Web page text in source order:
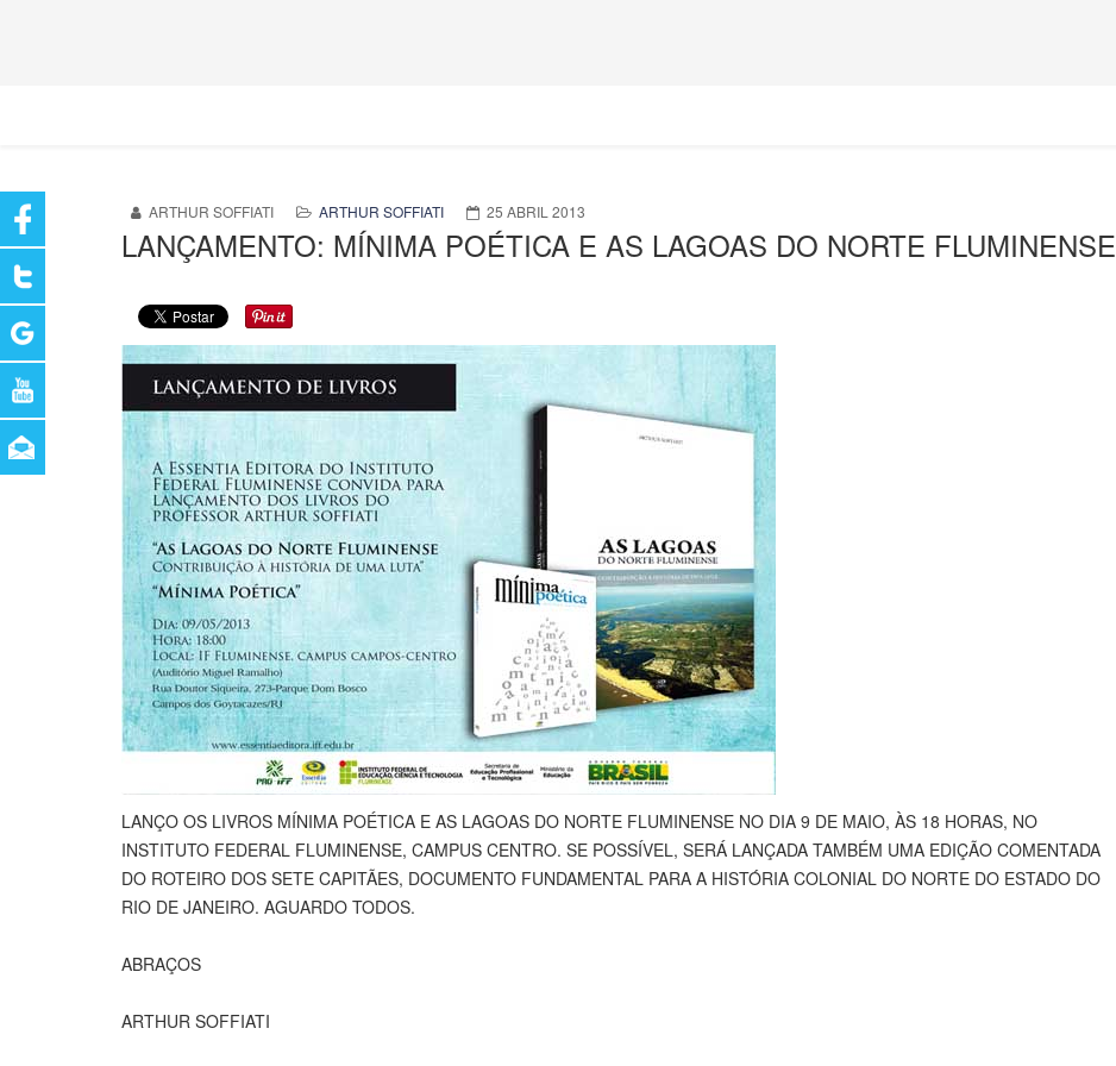
ARTHUR SOFFIATI ARTHUR SOFFIATI 25 ABRIL 2013
LANÇAMENTO: MÍNIMA POÉTICA E AS LAGOAS DO NORTE FLUMINENSE
LANÇO OS LIVROS MÍNIMA POÉTICA E AS LAGOAS DO NORTE FLUMINENSE NO DIA 9 DE MAIO, ÀS 18 HORAS, NO
INSTITUTO FEDERAL FLUMINENSE, CAMPUS CENTRO. SE POSSÍVEL, SERÁ LANÇADA TAMBÉM UMA EDIÇÃO COMENTADA
DO ROTEIRO DOS SETE CAPITÃES, DOCUMENTO FUNDAMENTAL PARA A HISTÓRIA COLONIAL DO NORTE DO ESTADO DO
RIO DE JANEIRO. AGUARDO TODOS.
ABRAÇOS
ARTHUR SOFFIATI